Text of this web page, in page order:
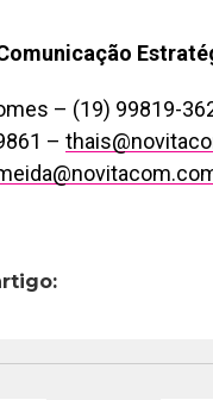
– (19) 99819-
–